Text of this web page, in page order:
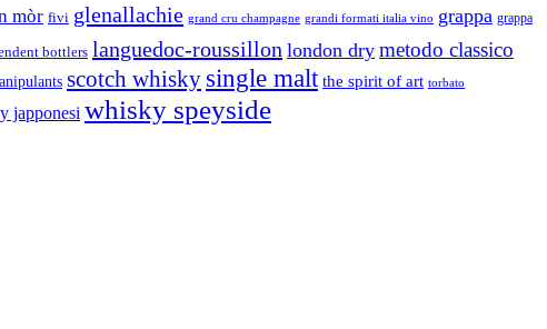
mòr fivi glenallachie grand cru champagne grandi formati italia vino grappa grappa
bottlers languedoc-roussillon london dry metodo classico
scotch whisky single malt the spirit of art torbato
japponesi whisky speyside